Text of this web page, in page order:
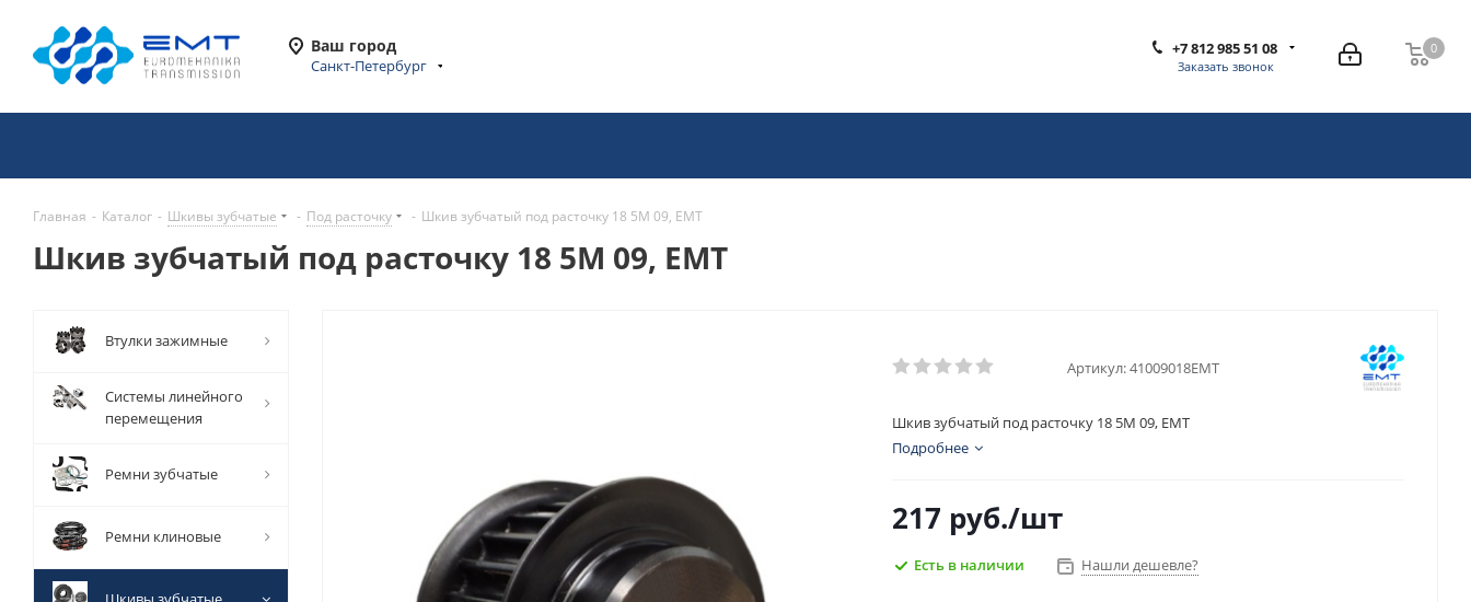
Ваш город
Санкт-Петербург
0
0
+7 812 985 51 08
Заказать звонок
Главная - Каталог - Шкивы зубчатые - Под расточку - Шкив зубчатый под расточку 18 5M 09, EMT
Шкив зубчатый под расточку 18 5M 09, EMT
Артикул:41009018EMT
Шкив зубчатый под расточку 18 5M 09, EMT
Подробнее
217 руб./шт
Есть в наличии Нашли дешевле?
Втулки зажимные
Системы линейного
перемещения
Ремни зубчатые
Ремни клиновые